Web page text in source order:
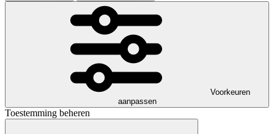
Voorkeuren
aanpassen
Toestemming beheren